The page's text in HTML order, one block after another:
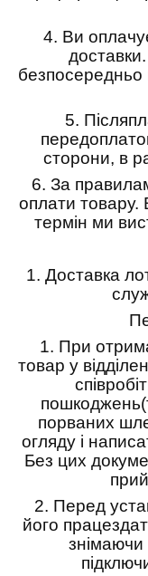
4. Ви
безпосередньо
5.
сторони, в
6. За
оплати товару.
термін ми
1. Доставка
1. При
товар у
порваних
огляду і
Без цих
2. Перед
його
знімаючи